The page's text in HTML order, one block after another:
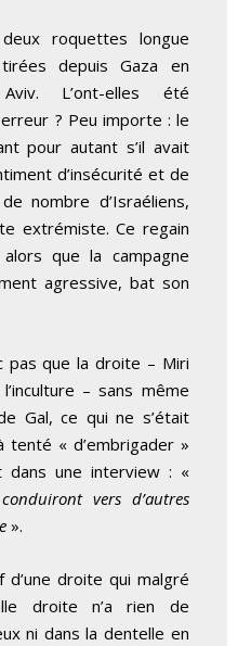
roquettes longue
depuis Gaza en
L’ont-elles été
? Peu importe : le
pour autant s’il avait
d’insécurité et de
nombre d’Israéliens,
extrémiste. Ce regain
que la campagne
agressive, bat son
pas que la droite – Miri
– sans même
Gal, ce qui ne s’était
tenté « d’embrigader »
dans une interview : «
vers d’autres
».
droite qui malgré
droite n’a rien de
ni dans la dentelle en